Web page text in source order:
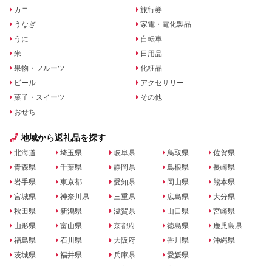
カニ
うなぎ
うに
米
果物・フルーツ
ビール
菓子・スイーツ
おせち
旅行券
家電・電化製品
自転車
日用品
化粧品
アクセサリー
その他
地域から返礼品を探す
北海道
青森県
岩手県
宮城県
秋田県
山形県
福島県
茨城県
埼玉県
千葉県
東京都
神奈川県
新潟県
富山県
石川県
福井県
岐阜県
静岡県
愛知県
三重県
滋賀県
京都府
大阪府
兵庫県
鳥取県
島根県
岡山県
広島県
山口県
徳島県
香川県
愛媛県
佐賀県
長崎県
熊本県
大分県
宮崎県
鹿児島県
沖縄県